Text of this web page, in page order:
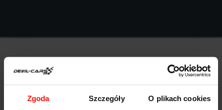
Zgoda Szczegóły O plikach cookies